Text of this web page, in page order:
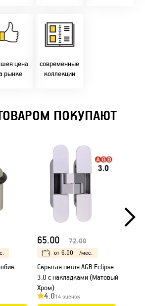
цена
рынке
с
только
современные
коллекции
Идем в ногу с
самыми
современным
стилями и
решениями!
ПОКУПАЮТ
65.00 72.00
от 6.00 /мес.
Скрытая петля AGB Eclipse
3.0 с накладками (Матовый
Хром)
4.014 оценок